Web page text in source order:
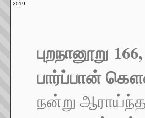
2019
புறநானூறு 166,
பார்ப்பான்
நன்று